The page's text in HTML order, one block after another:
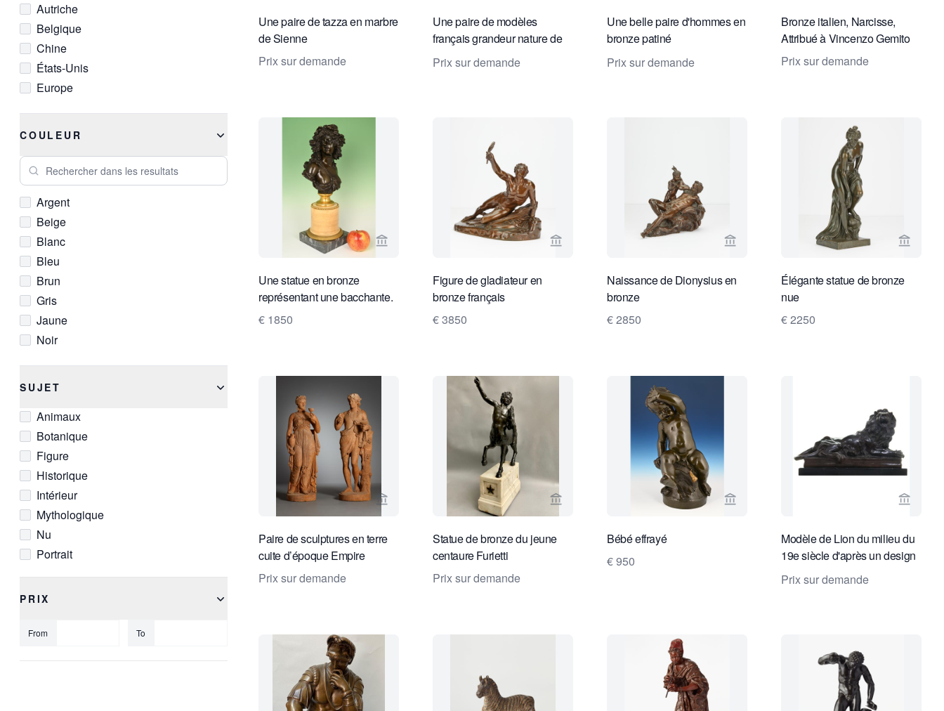
Autriche
Belgique
Chine
États-Unis
Europe
Royaume-Uni
COULEUR
Rechercher dans les resultats
Argent
Beige
Blanc
Bleu
Brun
Gris
Jaune
Noir
Rouge
Vert
Violet
SUJET
Animaux
Botanique
Figure
Historique
Intérieur
Mythologique
Nu
Portrait
PRIX
From To
Une paire de tazza en marbre
de Sienne
Prix sur demande
Une paire de modèles
français grandeur nature de
chiens intitulée 'Deux Chiens
Assis'
Prix sur demande
Une belle paire d'hommes en
bronze patiné
magnifiquement détaillés
signée
Prix sur demande
Bronze italien, Narcisse,
Attribué à Vincenzo Gemito
Prix sur demande
Voir la page vendeur de Limburg Antiquairs
Une statue en bronze
représentant une bacchante.
€ 1850
Voir la page vendeur de Toebosch Antiques
Figure de gladiateur en
bronze français
€ 3850
Voir la page vendeur de Toebosch
Naissance de Dionysius en
bronze
€ 2850
Voir la
Élégante statue de bronze
nue
€ 2250
Voir la page vendeur de Kollenburg Antiquairs BV
Paire de sculptures en terre
cuite d’époque Empire
Prix sur demande
Voir la page vendeur de Robert Schreuder Antiquair
Statue de bronze du jeune
centaure Furietti
Prix sur demande
Voir la page vendeur de Limburg
Bébé effrayé
€ 950
Voir la
Modèle de Lion du milieu du
19e siècle d'après un design
d'A. BARYE
Prix sur demande